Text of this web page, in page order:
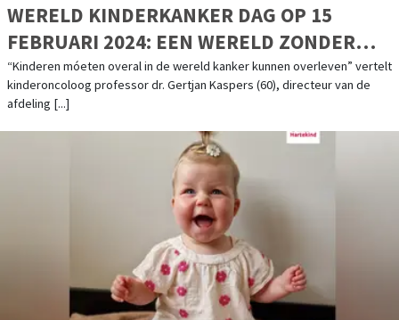
WERELD KINDERKANKER DAG OP 15
FEBRUARI 2024: EEN WERELD ZONDER
KINDERKANKER
“Kinderen móeten overal in de wereld kanker kunnen overleven” vertelt
kinderoncoloog professor dr. Gertjan Kaspers (60), directeur van de
afdeling [...]